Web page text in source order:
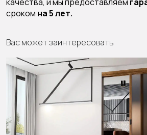
сроком на 5 лет.
Вас может заинтересовать